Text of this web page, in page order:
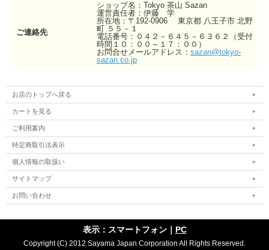
ご連絡先
ショップ名：Tokyo 茶山 Sazan
運営責任者：伊藤 学
所在地：〒192-0906 東京都 八王子市 北野
町 ５５－１
電話番号：０４２－６４５－６３６２（受付
時間１０：００～１７：００）
お問合せメールアドレス： sazan@tokyo-
sazan.co.jp
お店のトップへ戻る
カートを見る
ご利用案内
特定商取引法表示
個人情報の取扱い
サイトマップ
お問い合わせ
表示：スマートフォン｜ PC
Copyright (C) 2012 Sayama Japan Corporation All Rights Reserved.